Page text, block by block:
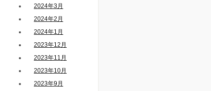
2024年3月
2024年2月
2024年1月
2023年12月
2023年11月
2023年10月
2023年9月